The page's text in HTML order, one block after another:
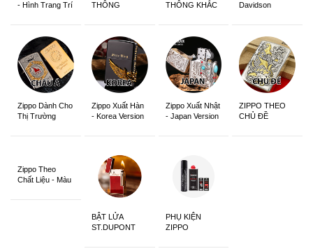
- Hình Trang Trí
THÔNG
THÔNG KHẮC
Davidson
Zippo Dành Cho
Thị Trường
Zippo Xuất Hàn
- Korea Version
Zippo Xuất Nhật
- Japan Version
ZIPPO THEO
CHỦ ĐỀ
Zippo Theo
Chất Liệu - Màu
BẬT LỬA
ST.DUPONT
PHỤ KIỆN
ZIPPO